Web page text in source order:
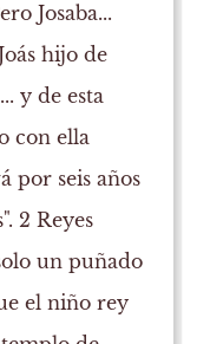
Josaba...
hijo de
y de esta
con ella
por seis años
2 Reyes
un puñado
el niño rey